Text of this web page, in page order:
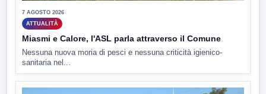
7 AGOSTO 2026
ATTUALITÀ
Miasmi e Calore, l'ASL parla attraverso il Comune
Nessuna nuova moria di pesci e nessuna criticità igienico-
sanitaria nel...